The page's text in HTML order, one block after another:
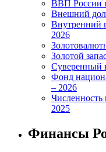
ВВП России
Внешний
Внутренний
2026
Золотой
Суверенный
Фонд
– 2026
Численность
2025
Финансы